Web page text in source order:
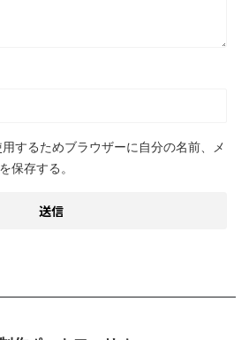
するためブラウザーに自分の名前、メ
保存する。